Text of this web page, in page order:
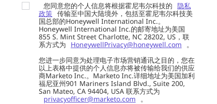
您同意您的个人信息将根据霍尼韦尔科技的 隐私
政策 传输至中国大陆境外，包括至霍尼韦尔科技美
国总部的Honeywell International Inc.。
Honeywell International Inc.的邮寄地址为美国
855 S. Mint Street Charlotte, NC 28202, US，联
系方式为
HoneywellPrivacy@honeywell.com
。
您进一步同意为处理电子市场营销通讯之目的，您在
以上表格中提供的个人信息亦将被传输给我们的供应
商Marketo Inc.。Marketo Inc.详细地址为美国加利
福尼亚州901 Mariners Island Blvd., Suite 200,
San Mateo, CA 94404, USA 联系方式为
privacyofficer@marketo.com
。